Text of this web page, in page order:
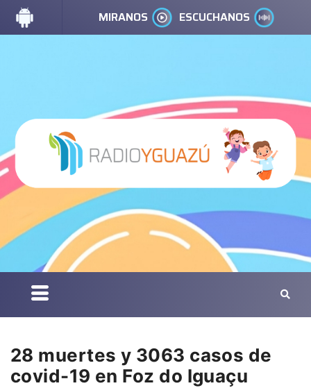
MIRANOS ESCUCHANOS
28 muertes y 3063 casos de
covid-19 en Foz do Iguaçu